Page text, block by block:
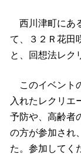
西川津町にあ
て、３２Ｒ花田
と、回想法レク
このイベント
入れたレクリエ
予防や、高齢者
の方が参加され
た。参加してく